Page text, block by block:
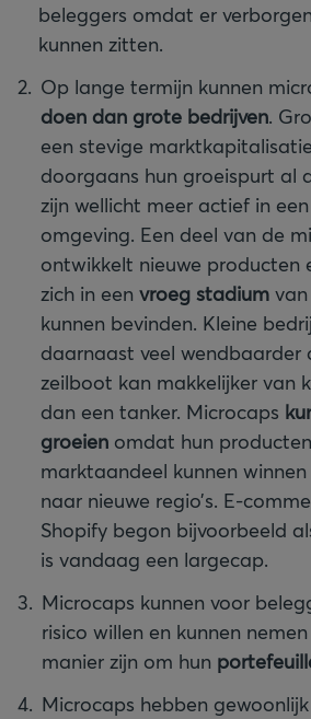
beleggers omdat er
kunnen zitten.
Op lange termijn kunnen
doen dan grote bedrijven.
een stevige
doorgaans hun groeispurt al
zijn wellicht meer actief in
omgeving. Een deel van de
ontwikkelt nieuwe producten
zich in een vroeg stadium
kunnen bevinden. Kleine
daarnaast veel wendbaarder
zeilboot kan makkelijker van
dan een tanker. Microcaps
groeien omdat hun
marktaandeel kunnen
naar nieuwe regio’s. E-
Shopify begon bijvoorbeeld
is vandaag een largecap.
Microcaps kunnen voor
risico willen en kunnen
manier zijn om hun
Microcaps hebben